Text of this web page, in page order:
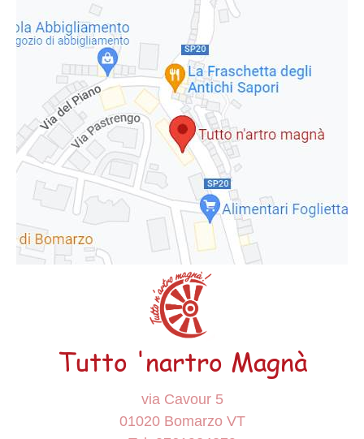
Tutto 'nartro Magnà
via Cavour 5
01020 Bomarzo VT